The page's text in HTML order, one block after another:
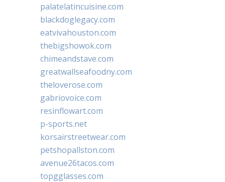
palatelatincuisine.com
blackdoglegacy.com
eatvivahouston.com
thebigshowok.com
chimeandstave.com
greatwallseafoodny.com
theloverose.com
gabriovoice.com
resinflowart.com
p-sports.net
korsairstreetwear.com
petshopallston.com
avenue26tacos.com
topgglasses.com